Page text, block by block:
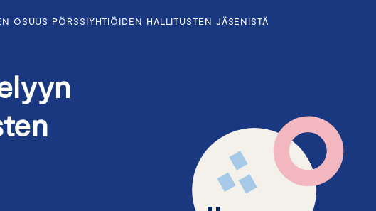
OSUUS PÖRSSIYHTIÖIDEN HALLITUSTEN JÄSENISTÄ